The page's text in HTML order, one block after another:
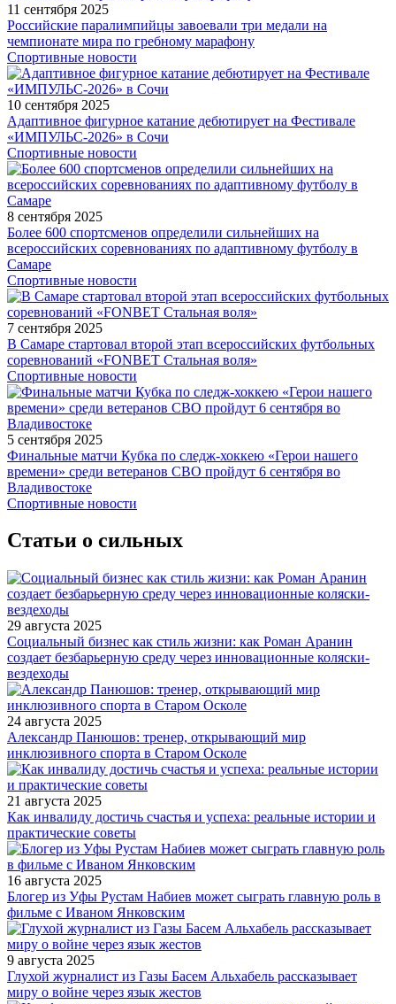
11 сентября 2025
Российские паралимпийцы завоевали три медали на
чемпионате мира по гребному марафону
Спортивные новости
10 сентября 2025
Адаптивное фигурное катание дебютирует на Фестивале
«ИМПУЛЬС-2026» в Сочи
Спортивные новости
8 сентября 2025
Более 600 спортсменов определили сильнейших на
всероссийских соревнованиях по адаптивному футболу в
Самаре
Спортивные новости
7 сентября 2025
В Самаре стартовал второй этап всероссийских футбольных
соревнований «FONBET Стальная воля»
Спортивные новости
5 сентября 2025
Финальные матчи Кубка по следж-хоккею «Герои нашего
времени» среди ветеранов СВО пройдут 6 сентября во
Владивостоке
Спортивные новости
Статьи о сильных
29 августа 2025
Социальный бизнес как стиль жизни: как Роман Аранин
создает безбарьерную среду через инновационные коляски-
вездеходы
24 августа 2025
Александр Панюшов: тренер, открывающий мир
инклюзивного спорта в Старом Осколе
21 августа 2025
Как инвалиду достичь счастья и успеха: реальные истории и
практические советы
16 августа 2025
Блогер из Уфы Рустам Набиев может сыграть главную роль в
фильме с Иваном Янковским
9 августа 2025
Глухой журналист из Газы Басем Альхабель рассказывает
миру о войне через язык жестов